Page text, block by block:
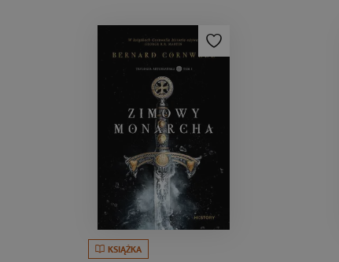
KSIĄŻKA